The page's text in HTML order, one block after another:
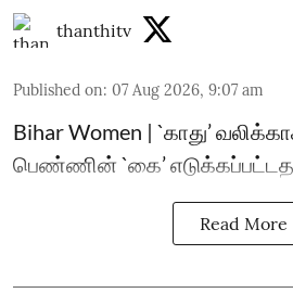
thanthitv
Published on: 07 Aug 2026, 9:07 am
Bihar Women | `காது’
பெண்ணின் `கை’
Read More